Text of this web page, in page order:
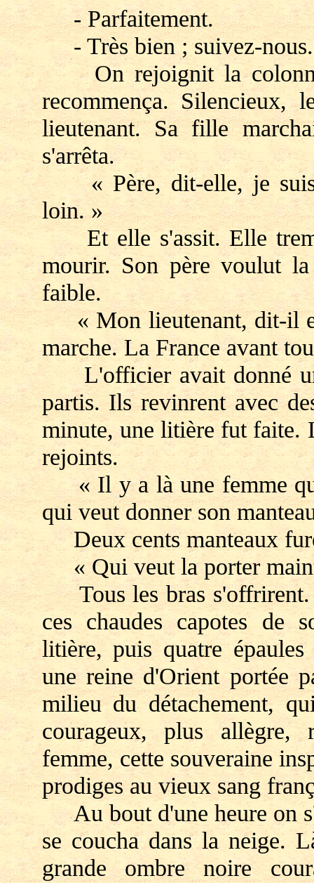
- Parfaitement.
- Très bien ; suivez-
On rejoignit la
recommença. Silencieux,
lieutenant. Sa fille
s'arrêta.
« Père, dit-elle, je suis
loin. »
Et elle s'assit. Elle
mourir. Son père voulut
faible.
« Mon lieutenant, dit-il
marche. La France avant
L'officier avait donné un
partis. Ils revinrent avec
minute, une litière fut faite.
rejoints.
« Il y a là une femme
qui veut donner son
Deux cents manteaux
« Qui veut la porter
Tous les bras s'offrirent.
ces chaudes capotes de
litière, puis quatre
une reine d'Orient portée
milieu du détachement,
courageux, plus allègre,
femme, cette souveraine
prodiges au vieux sang
Au bout d'une heure on
se coucha dans la neige.
grande ombre noire